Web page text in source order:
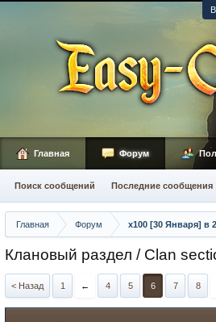
Главная Форум х100 [30 Января] в
Клановый раздел / Сlan
< Назад 1 ← 4 5 6 7 8
Главная Форум
Поиск сообщений Последние сообщения